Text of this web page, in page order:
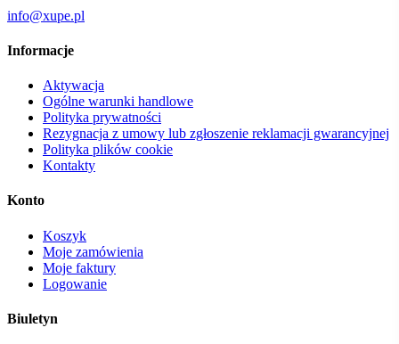
info@xupe.pl
Informacje
Aktywacja
Ogólne warunki handlowe
Polityka prywatności
Rezygnacja z umowy lub zgłoszenie reklamacji gwarancyjnej
Polityka plików cookie
Kontakty
Konto
Koszyk
Moje zamówienia
Moje faktury
Logowanie
Biuletyn